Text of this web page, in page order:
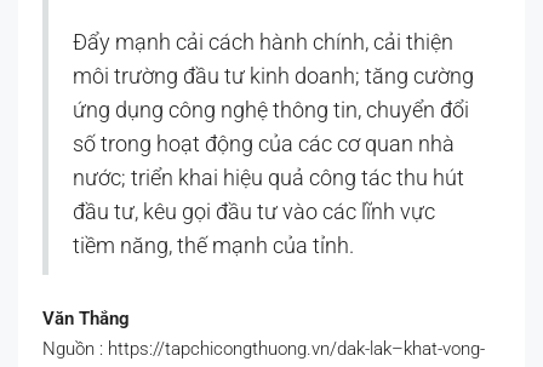
Đẩy mạnh cải cách hành chính, cải thiện
môi trường đầu tư kinh doanh; tăng cường
ứng dụng công nghệ thông tin, chuyển đổi
số trong hoạt động của các cơ quan nhà
nước; triển khai hiệu quả công tác thu hút
đầu tư, kêu gọi đầu tư vào các lĩnh vực
tiềm năng, thế mạnh của tỉnh.
Văn Thắng
Nguồn : https://tapchicongthuong.vn/dak-lak–khat-vong-